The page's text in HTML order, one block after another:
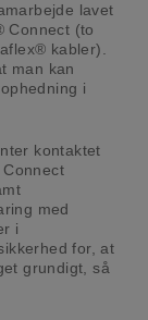
lavet
Connect (to
kabler).
man kan
i
kontaktet
med
i
for, at
grundigt, så